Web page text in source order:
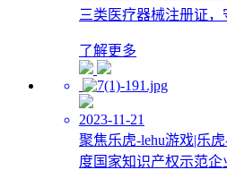
三类医疗器械注册证，
了解更多
2023-11-21
聚焦乐虎-lehu游戏|乐
度国家知识产权示范企